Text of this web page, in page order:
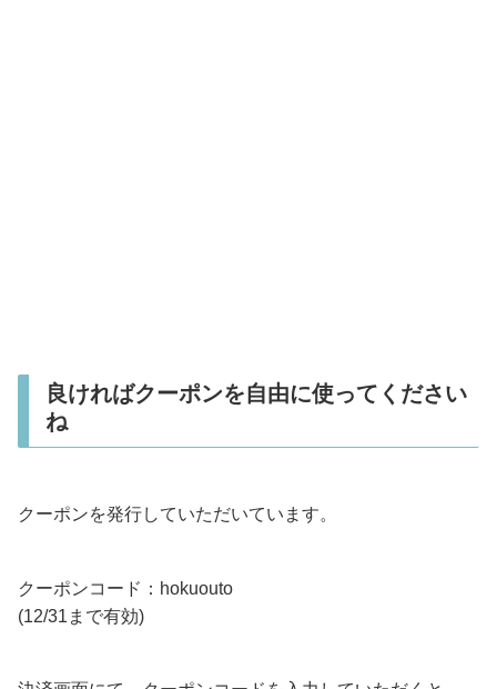
良ければクーポンを自由に使ってください
ね
クーポンを発行していただいています。
クーポンコード：hokuouto
(12/31まで有効)